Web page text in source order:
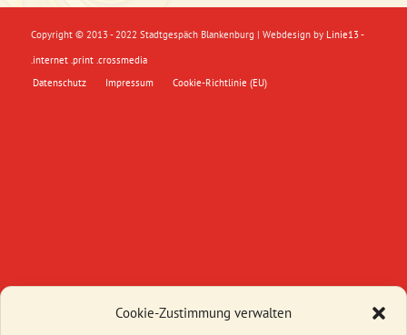
Cookie-Zustimmung verwalten
Copyright © 2013 - 2022 Stadtgespäch Blankenburg | Webdesign by Linie13 -
.internet .print .crossmedia
Datenschutz
Impressum Cookie-Richtlinie (EU)